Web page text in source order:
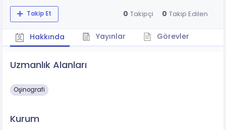
Takip Et 0 Takipçi 0 Takip Edilen
Hakkında Yayınlar Görevler
Uzmanlık Alanları
Oşinografi
Kurum